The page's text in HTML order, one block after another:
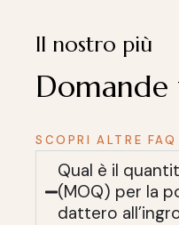
Il nostro più
SCOPRI ALTRE FAQ
Qual è il
(MOQ) per la
dattero